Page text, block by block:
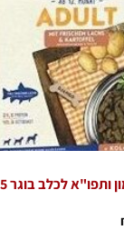
לכלב בוגר 15 ק"ג